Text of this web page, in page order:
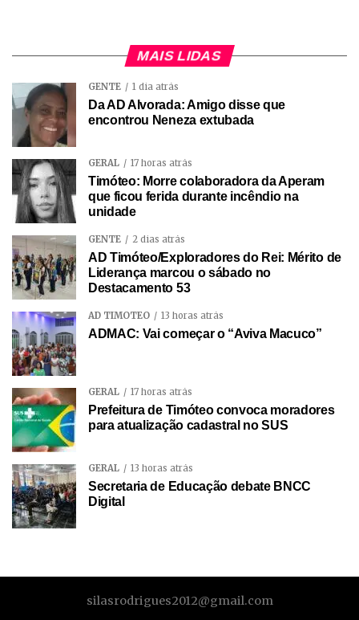
MAIS LIDAS
GENTE 1 dia atrás
Da AD Alvorada: Amigo disse que
encontrou Neneza extubada
GERAL 17 horas atrás
Timóteo: Morre colaboradora da Aperam
que ficou ferida durante incêndio na
unidade
GENTE 2 dias atrás
AD Timóteo/Exploradores do Rei: Mérito de
Liderança marcou o sábado no
Destacamento 53
AD TIMÓTEO 13 horas atrás
ADMAC: Vai começar o “Aviva Macuco”
GERAL 17 horas atrás
Prefeitura de Timóteo convoca moradores
para atualização cadastral no SUS
GERAL 13 horas atrás
Secretaria de Educação debate BNCC
Digital
silasrodrigues2012@gmail.com